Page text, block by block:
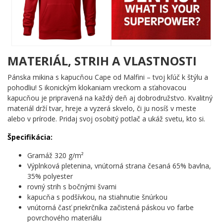
úplne vážne. Žiadne ornamenty, žiadne zbytočnosti – len čistý
odkaz s maximálnym účinkom.
Komu urobí radosť?
🦷 Každému zubárovi, ktorý si zaslúži poriadnu pochvalu
za svoju každodennú odvahu
💪 Zubárskym asistentom a celému tímu, ktorý stojí za
každým zachráneným úsmevom
🎯 Študentom zubného lekárstva, ktorí sa chystajú vstúpiť
do sveta superschopností
🌟 Priateľom a rodine, ktorí hľadajú originálny a vtipný
darček pre svojho obľúbeného zubára
Ak máš superschopnosť, ktorá zachraňuje úsmevy – je najvyšší čas,
aby to celý svet vedel. Pridaj si tento motív do košíka a daj to
najavo! 🔥
MATERIÁL, STRIH A VLASTNOSTI
Pánska mikina s kapucňou Cape od Malfini – tvoj kľúč k štýlu a
pohodliu! S ikonickým klokaniam vreckom a sťahovacou
kapucňou je pripravená na každý deň aj dobrodružstvo. Kvalitný
materiál drží tvar, hreje a vyzerá skvelo, či ju nosíš v meste
alebo v prírode. Pridaj svoj osobitý potlač a ukáž svetu, kto si.
Špecifikácia:
Gramáž 320 g/m²
Výplnková pletenina, vnútorná strana česaná 65% bavlna,
35% polyester
rovný strih s bočnými švami
kapucňa s podšívkou, na stiahnutie šnúrkou
vnútorná časť priekrčníka začistená páskou vo farbe
povrchového materiálu